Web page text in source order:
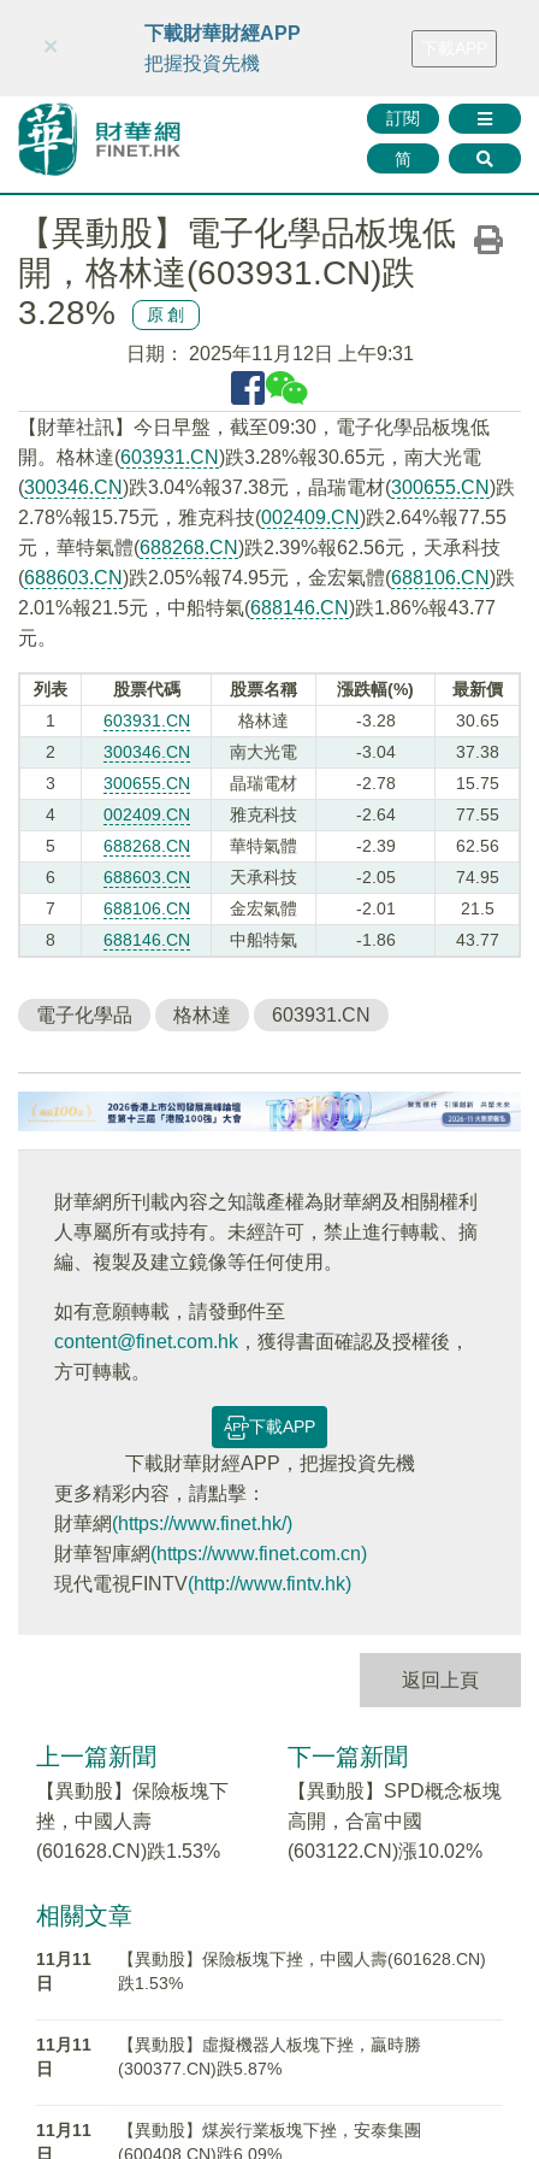
財華智庫網 FINTV FINMETA 財華證券 媒體矩陣
訂閱
简
×
下載財華財經APP
把握投資先機
【異動股】電子化學品板塊低
開，格林達(603931.CN)跌
3.28%
原創
日期： 2025年11月12日 上午9:31
【財華社訊】今日早盤，截至09:30，電子化學品板塊低
開。格林達(603931.CN)跌3.28%報30.65元，南大光電
(300346.CN)跌3.04%報37.38元，晶瑞電材(300655.CN)跌
2.78%報15.75元，雅克科技(002409.CN)跌2.64%報77.55
元，華特氣體(688268.CN)跌2.39%報62.56元，天承科技
(688603.CN)跌2.05%報74.95元，金宏氣體(688106.CN)跌
2.01%報21.5元，中船特氣(688146.CN)跌1.86%報43.77
元。
列表 股票代碼 股票名稱 漲跌幅(%)
最新價
1
603931.CN 格林達 -3.28
30.65
2
300346.CN 南大光電 -3.04
37.38
3
300655.CN 晶瑞電材 -2.78
15.75
4
002409.CN 雅克科技 -2.64
77.55
5
688268.CN 華特氣體 -2.39
62.56
6
688603.CN 天承科技 -2.05
74.95
7
688106.CN 金宏氣體 -2.01
21.5
8
688146.CN 中船特氣 -1.86 43.77
電子化學品 格林達 603931.CN
財華網所刊載內容之知識產權為財華網及相關權利
人專屬所有或持有。未經許可，禁止進行轉載、摘
編、複製及建立鏡像等任何使用。
如有意願轉載，請發郵件至
content@finet.com.hk ，獲得書面確認及授權後，
方可轉載。
下載APP
下載財華財經APP，把握投資先機
更多精彩内容，請點擊：
財華網(https://www.finet.hk/)
財華智庫網(https://www.finet.com.cn)
現代電視FINTV(http://www.fintv.hk)
返回上頁
上一篇新聞
【異動股】保險板塊下
挫，中國人壽
(601628.CN)跌1.53%
下一篇新聞
【異動股】SPD概念板塊
高開，合富中國
(603122.CN)漲10.02%
相關文章
11月11
日
【異動股】保險板塊下挫，中國人壽(601628.CN)
跌1.53%
11月11
日
【異動股】虛擬機器人板塊下挫，贏時勝
(300377.CN)跌5.87%
11月11
日
【異動股】煤炭行業板塊下挫，安泰集團
(600408.CN)跌6.09%